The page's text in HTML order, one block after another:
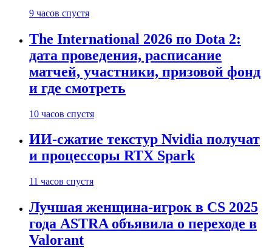
9 часов спустя
The International 2026 по Dota 2:
дата проведения, расписание
матчей, участники, призовой фонд
и где смотреть
10 часов спустя
ИИ-сжатие текстур Nvidia получат
и процессоры RTX Spark
11 часов спустя
Лучшая женщина-игрок в CS 2025
года ASTRA объявила о переходе в
Valorant